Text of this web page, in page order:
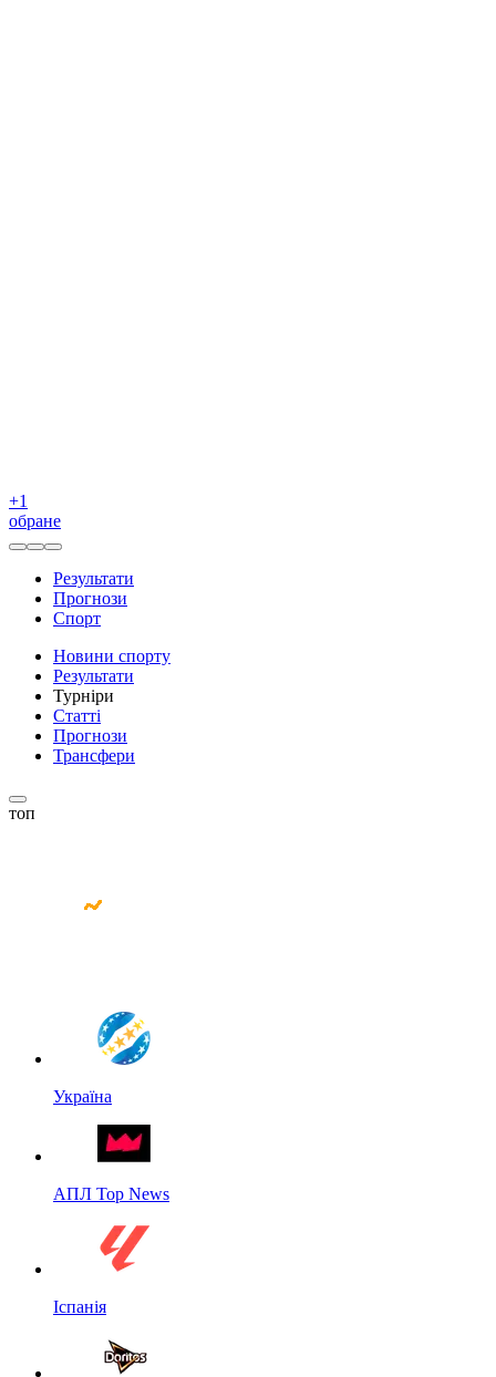
+1
обране
Результати
Прогнози
Спорт
Новини спорту
Результати
Турніри
Статті
Прогнози
Трансфери
топ
Україна
АПЛ Top News
Іспанія